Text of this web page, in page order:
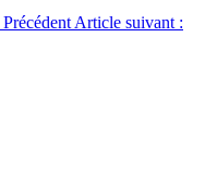
Précédent Article suivant :